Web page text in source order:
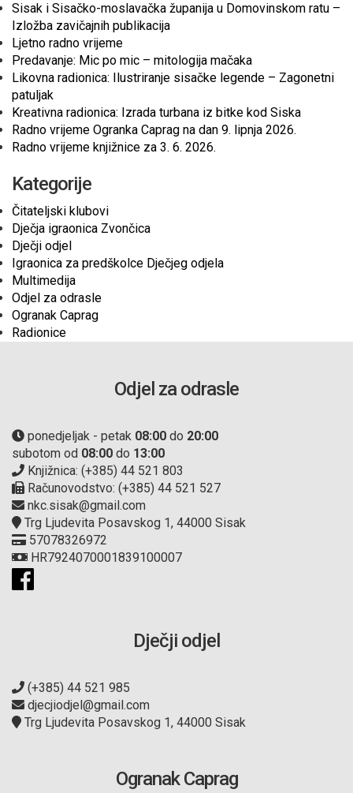
Sisak i Sisačko-moslavačka županija u Domovinskom ratu –
Izložba zavičajnih publikacija
Ljetno radno vrijeme
Predavanje: Mic po mic – mitologija mačaka
Likovna radionica: Ilustriranje sisačke legende – Zagonetni
patuljak
Kreativna radionica: Izrada turbana iz bitke kod Siska
Radno vrijeme Ogranka Caprag na dan 9. lipnja 2026.
Radno vrijeme knjižnice za 3. 6. 2026.
Kategorije
Čitateljski klubovi
Dječja igraonica Zvončica
Dječji odjel
Igraonica za predškolce Dječjeg odjela
Multimedija
Odjel za odrasle
Ogranak Caprag
Radionice
Odjel za odrasle
ponedjeljak - petak 08:00 do 20:00
subotom od 08:00 do 13:00
Knjižnica: (+385) 44 521 803
Računovodstvo: (+385) 44 521 527
nkc.sisak@gmail.com
Trg Ljudevita Posavskog 1, 44000 Sisak
57078326972
HR7924070001839100007
Dječji odjel
(+385) 44 521 985
djecjiodjel@gmail.com
Trg Ljudevita Posavskog 1, 44000 Sisak
Ogranak Caprag